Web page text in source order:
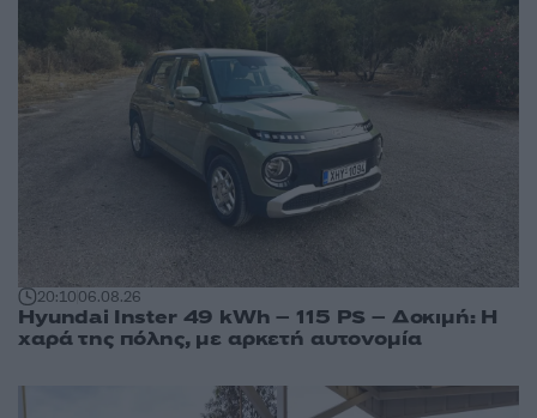
20:1006.08.26
Hyundai Inster 49 kWh – 115 PS – Δοκιμή: Η
χαρά της πόλης, με αρκετή αυτονομία